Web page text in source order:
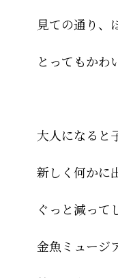
見ての通り、
とってもかわ
大人になると
新しく何かに
ぐっと減って
金魚ミュージ